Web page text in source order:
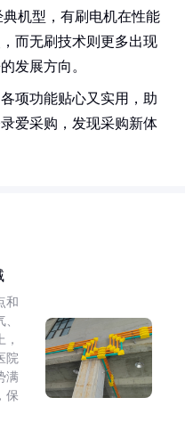
机型，有刷电机在性能
而无刷技术则更多出现
发展方向。
项功能贴心又实用，助
爱采购，发现采购新体
和
院
满
保